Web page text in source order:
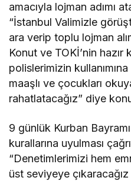
amacıyla lojman adımı
“İstanbul Valimizle
ara verip toplu lojman
Konut ve TOKİ’nin hazır
polislerimizin
maaşlı ve çocukları
rahatlatacağız” diye
9 günlük Kurban
kurallarına uyulması
“Denetimlerimizi hem
üst seviyeye